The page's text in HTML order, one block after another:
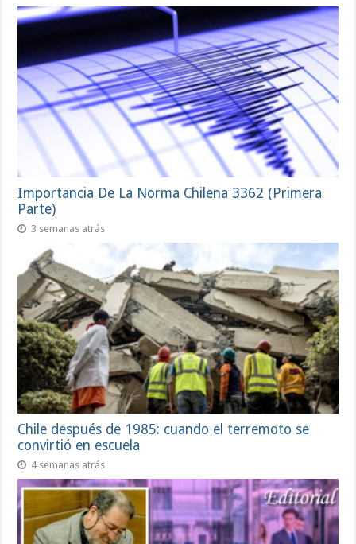
Importancia De La Norma Chilena 3362 (Primera
Parte)
3 semanas atrás
Chile después de 1985: cuando el terremoto se
convirtió en escuela
4 semanas atrás